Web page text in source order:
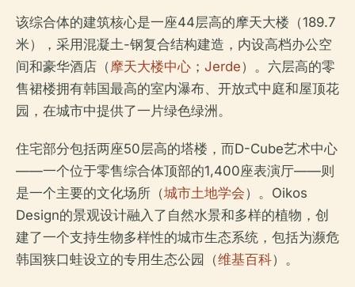
该综合体的建筑核心是一座44层高的摩天大楼（189.7
米），采用混凝土-钢复合结构建造，内设高档办公空
间和豪华酒店（摩天大楼中心 ； Jerde）。六层高的零
售裙楼拥有韩国最高的室内瀑布、开放式中庭和屋顶花
园，在城市中提供了一片绿色绿洲。
住宅部分包括两座50层高的塔楼，而D-Cube艺术中心
——一个位于零售综合体顶部的1,400座表演厅——则
是一个主要的文化场所（城市土地学会）。Oikos
Design的景观设计融入了自然水景和多样的植物，创
建了一个支持生物多样性的城市生态系统，包括为濒危
韩国狭口蛙设立的专用生态公园（维基百科）。